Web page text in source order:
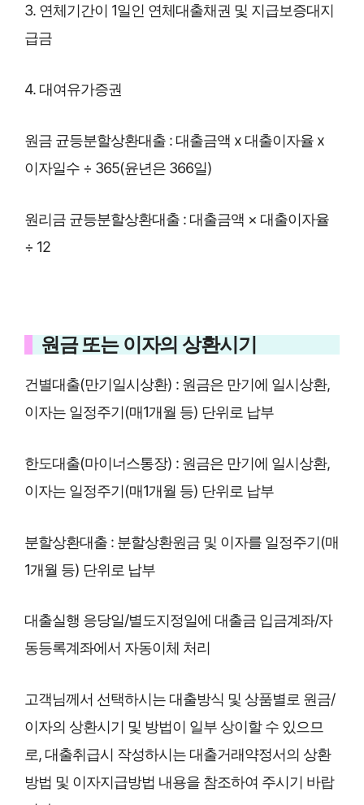
3. 연체기간이 1일인 연체대출채권 및 지급보증대지
급금
4. 대여유가증권
원금 균등분할상환대출 : 대출금액 x 대출이자율 x
이자일수 ÷ 365(윤년은 366일)
원리금 균등분할상환대출 : 대출금액 × 대출이자율
÷ 12
원금 또는 이자의 상환시기
건별대출(만기일시상환) : 원금은 만기에 일시상환,
이자는 일정주기(매1개월 등) 단위로 납부
한도대출(마이너스통장) : 원금은 만기에 일시상환,
이자는 일정주기(매1개월 등) 단위로 납부
분할상환대출 : 분할상환원금 및 이자를 일정주기(매
1개월 등) 단위로 납부
대출실행 응당일/별도지정일에 대출금 입금계좌/자
동등록계좌에서 자동이체 처리
고객님께서 선택하시는 대출방식 및 상품별로 원금/
이자의 상환시기 및 방법이 일부 상이할 수 있으므
로, 대출취급시 작성하시는 대출거래약정서의 상환
방법 및 이자지급방법 내용을 참조하여 주시기 바랍